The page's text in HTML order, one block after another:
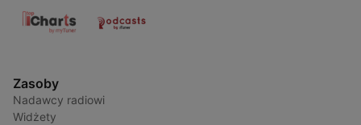
Zasoby
Nadawcy radiowi
Widżety